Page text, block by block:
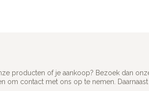
producten of je aankoop? Bezoek dan
om contact met ons op te nemen.